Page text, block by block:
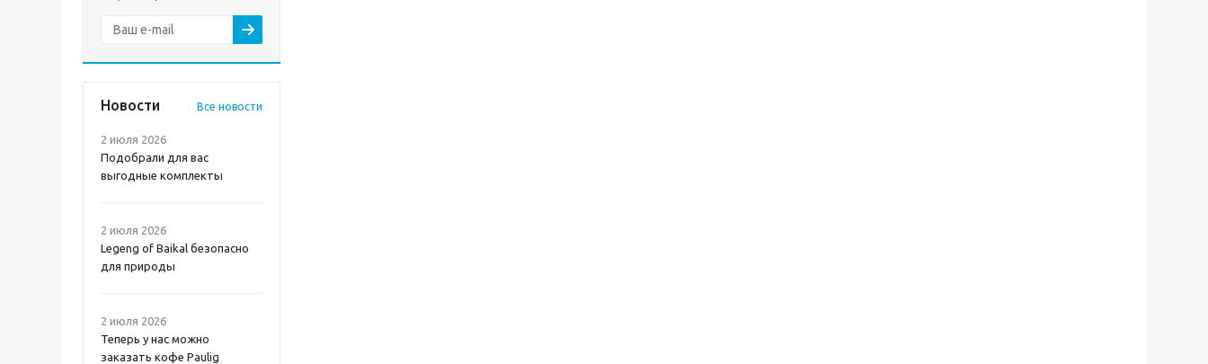
Новости Все новости
2 июля 2026
Подобрали для вас
выгодные комплекты
2 июля 2026
Legeng of Baikal безопасно
для природы
2 июля 2026
Теперь у нас можно
заказать кофе Paulig